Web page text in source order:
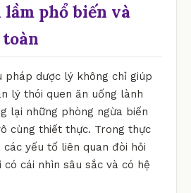
lầm phổ biến và
toàn
pháp dược lý không chỉ giúp
lý thói quen ăn uống lành
lại những phòng ngừa biến
cùng thiết thực. Trong thực
yếu tố liên quan đòi hỏi
có cái nhìn sâu sắc và có hệ